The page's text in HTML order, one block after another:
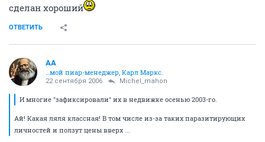
сделан хороший
ОТВЕТИТЬ
AA
…мой пиар-менеджер, Карл Маркс.
22 сентября 2006 Michel_mahon
И многие "зафиксировали" их в недвижке осенью 2003-го.
Ай! Какая ляля классная! В том числе из-за таких паразитирующих
личностей и ползут цены вверх ...